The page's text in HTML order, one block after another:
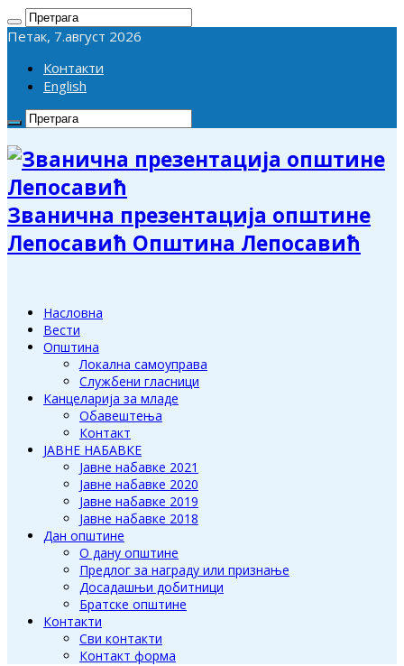
Петак, 7.август 2026
Контакти
English
Званична презентација општине
Лепосавић Општина Лепосавић
Насловна
Вести
Општина
Локална самоуправа
Службени гласници
Канцеларија за младе
Обавештења
Контакт
ЈАВНЕ НАБАВКЕ
Јавне набавке 2021
Јавне набавке 2020
Јавне набавке 2019
Јавне набавке 2018
Дан општине
О дану општине
Предлог за награду или признање
Досадашњи добитници
Братске општине
Контакти
Сви контакти
Контакт форма